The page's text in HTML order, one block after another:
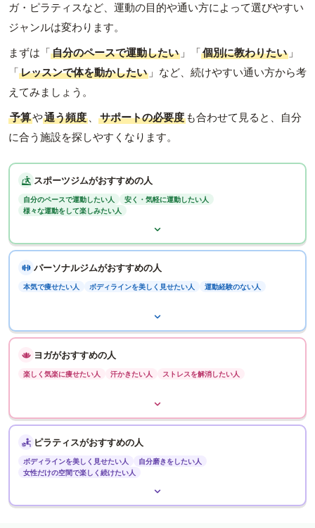
ガ・ピラティスなど、運動の目的や通い方によって選びやすい
ジャンルは変わります。
まずは「自分のペースで運動したい 」「個別に教わりたい 」
「レッスンで体を動かしたい 」など、続けやすい通い方から考
えてみましょう。
予算や通う頻度 、 サポートの必要度 も合わせて見ると、自分
に合う施設を探しやすくなります。
スポーツジムがおすすめの人
自分のペースで運動したい人
安く・気軽に運動したい人
様々な運動をして楽しみたい人
パーソナルジムがおすすめの人
本気で痩せたい人 ボディラインを美しく見せたい人 運動経験のない人
ヨガがおすすめの人
楽しく気楽に痩せたい人 汗かきたい人 ストレスを解消したい人
ピラティスがおすすめの人
ボディラインを美しく見せたい人
自分磨きをしたい人
女性だけの空間で楽しく続けたい人